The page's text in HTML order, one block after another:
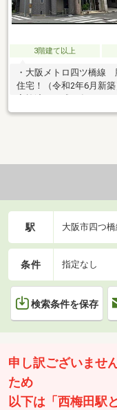
3階建て以上
・大阪メトロ四ツ橋線
住宅！（令和2年6月新
駅 大阪市四つ
条件 指定なし
検索条件を保存
申し訳ございませ
ため
以下は「西梅田駅